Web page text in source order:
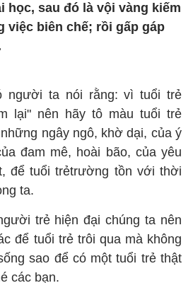
học, sau đó là vội vàng kiếm
việc biên chế; rồi gấp gáp
người ta nói rằng: vì tuổi trẻ
lại" nên hãy tô màu tuổi trẻ
ngây ngô, khờ dại, của ý
đam mê, hoài bão, của yêu
để tuổi trẻtrường tồn với thời
ta.
trẻ hiện đại chúng ta nên
để tuổi trẻ trôi qua mà không
sao để có một tuổi trẻ thật
các bạn.